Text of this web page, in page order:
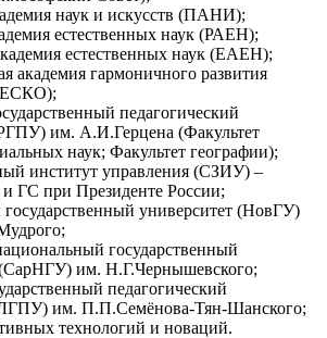
наук и искусств (ПАНИ);
естественных наук (РАЕН);
естественных наук (ЕАЕН);
академия гармоничного развития
педагогический
им. А.И.Герцена (Факультет
наук; Факультет географии);
институт управления (СЗИУ) –
ГС при Президенте России;
университет (НовГУ)
государственный
(СарНГУ) им. Н.Г.Чернышевского;
педагогический
им. П.П.Семёнова-Тян-Шанского;
технологий и новаций.